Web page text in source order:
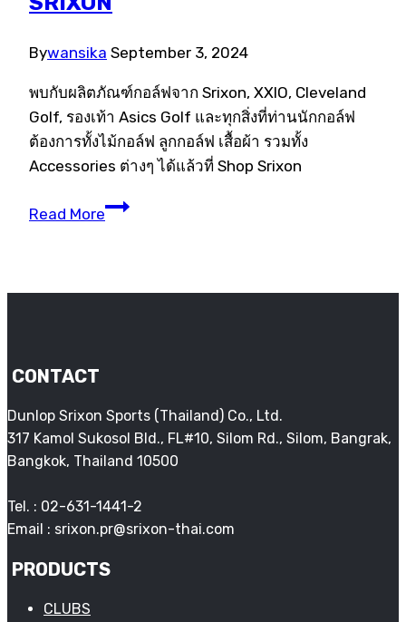
Bywansika September 3, 2024
พบกับผลิตภัณฑ์กอล์ฟจาก Srixon, XXIO, Cleveland
Golf, รองเท้า Asics Golf และทุกสิ่งที่ท่านนักกอล์ฟ
ต้องการทั้งไม้กอล์ฟ ลูกกอล์ฟ เสื้อผ้า รวมทั้ง
Accessories ต่างๆ ได้แล้วที่ Shop Srixon
Read Moreพบ
Shop
CONTACT
Dunlop Srixon Sports (Thailand) Co., Ltd.
317 Kamol Sukosol Bld., FL#10, Silom Rd., Silom, Bangrak,
Bangkok, Thailand 10500
Tel. : 02-631-1441-2
Email : srixon.pr@srixon-thai.com
PRODUCTS
CLUBS